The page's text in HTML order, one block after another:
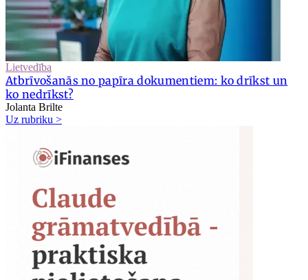
Lietvedība
Atbrīvošanās no papīra dokumentiem: ko drīkst un
ko nedrīkst?
Jolanta Brilte
Uz rubriku >